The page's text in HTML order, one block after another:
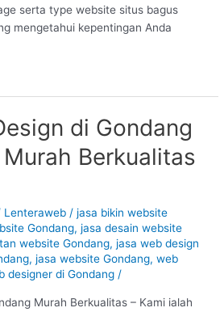
serta type website situs bagus
mengetahui kepentingan Anda
di Gondang
Berkualitas
Lenteraweb /jasa bikin website
Gondang,jasa desain website
website Gondang,jasa web design
,jasa website Gondang,web
designer di Gondang /
Murah Berkualitas – Kami ialah